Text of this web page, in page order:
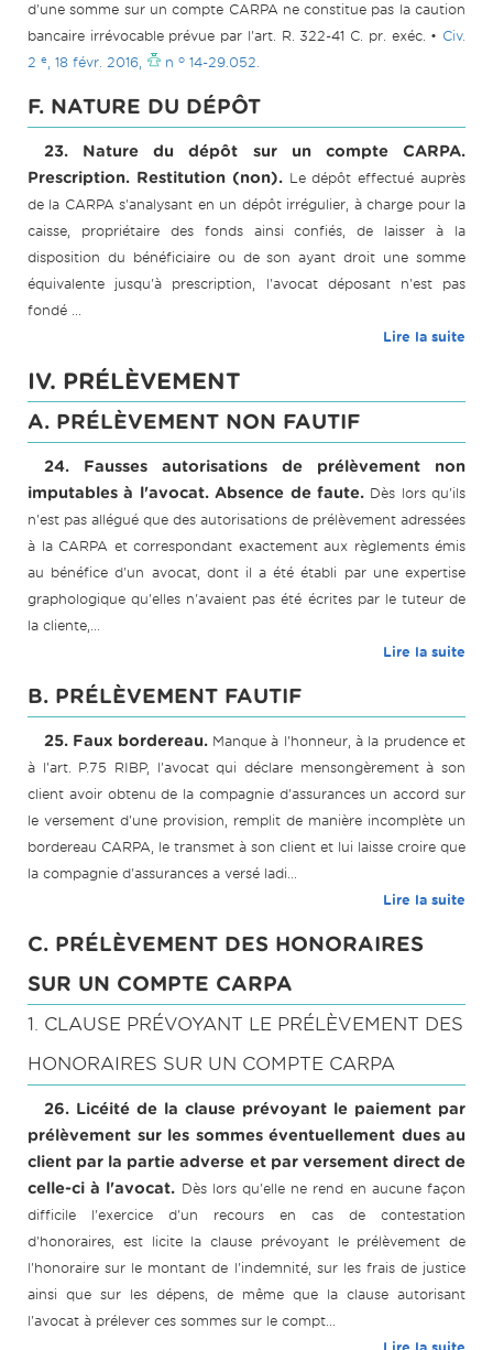
d'une somme sur un compte CARPA ne constitue pas la caution
bancaire irrévocable prévue par l'art. R. 322-41 C. pr. exéc. • Civ.
2 e, 18 févr. 2016, n o 14-29.052.
F. NATURE DU DÉPÔT
23. Nature du dépôt sur un compte CARPA.
Prescription. Restitution (non). Le dépôt effectué auprès
de la CARPA s'analysant en un dépôt irrégulier, à charge pour la
caisse, propriétaire des fonds ainsi confiés, de laisser à la
disposition du bénéficiaire ou de son ayant droit une somme
équivalente jusqu'à prescription, l'avocat déposant n'est pas
fondé ...
Lire la suite
IV. PRÉLÈVEMENT
A. PRÉLÈVEMENT NON FAUTIF
24. Fausses autorisations de prélèvement non
imputables à l'avocat. Absence de faute. Dès lors qu'ils
n'est pas allégué que des autorisations de prélèvement adressées
à la CARPA et correspondant exactement aux règlements émis
au bénéfice d'un avocat, dont il a été établi par une expertise
graphologique qu'elles n'avaient pas été écrites par le tuteur de
la cliente,...
Lire la suite
B. PRÉLÈVEMENT FAUTIF
25. Faux bordereau. Manque à l'honneur, à la prudence et
à l'art. P.75 RIBP, l'avocat qui déclare mensongèrement à son
client avoir obtenu de la compagnie d'assurances un accord sur
le versement d'une provision, remplit de manière incomplète un
bordereau CARPA, le transmet à son client et lui laisse croire que
la compagnie d'assurances a versé ladi...
Lire la suite
C. PRÉLÈVEMENT DES HONORAIRES
SUR UN COMPTE CARPA
1. CLAUSE PRÉVOYANT LE PRÉLÈVEMENT DES
HONORAIRES SUR UN COMPTE CARPA
26. Licéité de la clause prévoyant le paiement par
prélèvement sur les sommes éventuellement dues au
client par la partie adverse et par versement direct de
celle-ci à l'avocat. Dès lors qu'elle ne rend en aucune façon
difficile l'exercice d'un recours en cas de contestation
d'honoraires, est licite la clause prévoyant le prélèvement de
l'honoraire sur le montant de l'indemnité, sur les frais de justice
ainsi que sur les dépens, de même que la clause autorisant
l'avocat à prélever ces sommes sur le compt...